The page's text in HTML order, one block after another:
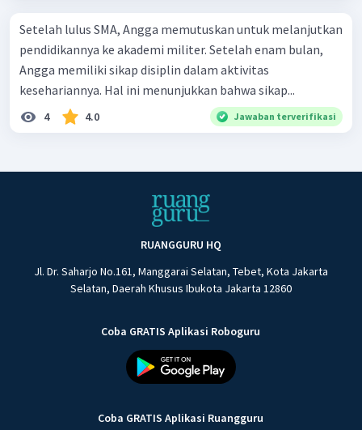
Setelah lulus SMA, Angga memutuskan untuk melanjutkan
pendidikannya ke akademi militer. Setelah enam bulan,
Angga memiliki sikap disiplin dalam aktivitas
kesehariannya. Hal ini menunjukkan bahwa sikap...
4 4.0 Jawaban terverifikasi
RUANGGURU HQ
Jl. Dr. Saharjo No.161, Manggarai Selatan, Tebet, Kota Jakarta
Selatan, Daerah Khusus Ibukota Jakarta 12860
Coba GRATIS Aplikasi Roboguru
Coba GRATIS Aplikasi Ruangguru